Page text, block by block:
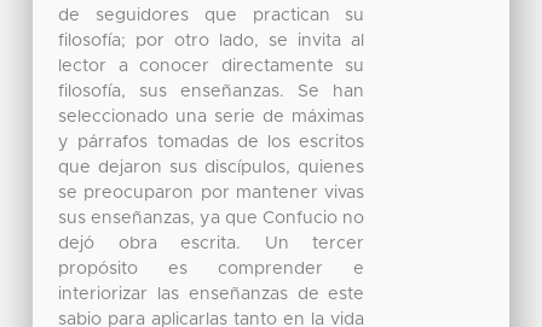
de seguidores que practican su
filosofía; por otro lado, se invita al
lector a conocer directamente su
filosofía, sus enseñanzas. Se han
seleccionado una serie de máximas
y párrafos tomadas de los escritos
que dejaron sus discípulos, quienes
se preocuparon por mantener vivas
sus enseñanzas, ya que Confucio no
dejó obra escrita. Un tercer
propósito es comprender e
interiorizar las enseñanzas de este
sabio para aplicarlas tanto en la vida